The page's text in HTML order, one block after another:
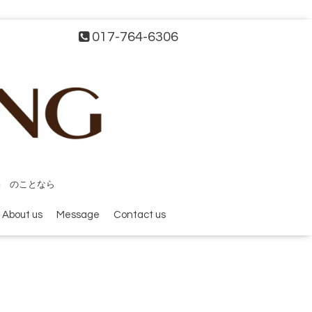
017-764-6306
のことなら
About us Message Contact us